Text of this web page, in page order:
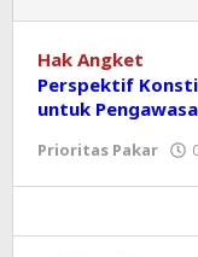
Hak Angket
Perspektif
untuk
Prioritas Pakar